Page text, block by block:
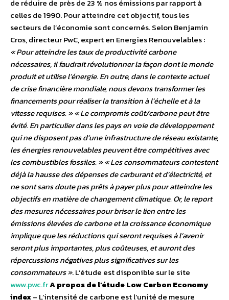
de réduire de près de 23 % nos émissions par rapport à
celles de 1990. Pour atteindre cet objectif, tous les
secteurs de l’économie sont concernés. Selon Benjamin
Cros, directeur PwC, expert en Energies Renouvelables :
« Pour atteindre les taux de productivité carbone
nécessaires, il faudrait révolutionner la façon dont le monde
produit et utilise l’énergie. En outre, dans le contexte actuel
de crise financière mondiale, nous devons transformer les
financements pour réaliser la transition à l’échelle et à la
vitesse requises. » « Le compromis coût/carbone peut être
évité. En particulier dans les pays en voie de développement
qui ne disposent pas d’une infrastructure de réseau existante,
les énergies renouvelables peuvent être compétitives avec
les combustibles fossiles. » « Les consommateurs contestent
déjà la hausse des dépenses de carburant et d’électricité, et
ne sont sans doute pas prêts à payer plus pour atteindre les
objectifs en matière de changement climatique. Or, le report
des mesures nécessaires pour briser le lien entre les
émissions élevées de carbone et la croissance économique
implique que les réductions qui seront requises à l’avenir
seront plus importantes, plus coûteuses, et auront des
répercussions négatives plus significatives sur les
consommateurs ». L’étude est disponible sur le site
www.pwc.frA propos de l’étude Low Carbon Economy
index– L’intensité de carbone est l’unité de mesure